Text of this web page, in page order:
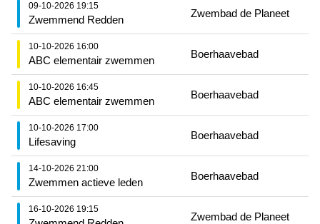
09-10-2026 19:15
Zwemmend Redden
Zwembad de Planeet
10-10-2026 16:00
ABC elementair zwemmen
Boerhaavebad
10-10-2026 16:45
ABC elementair zwemmen
Boerhaavebad
10-10-2026 17:00
Lifesaving
Boerhaavebad
14-10-2026 21:00
Zwemmen actieve leden
Boerhaavebad
16-10-2026 19:15
Zwembad de Planeet